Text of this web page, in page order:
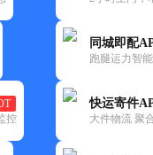
控
同城即配
跑腿运力智
快运寄件
大件物流 聚